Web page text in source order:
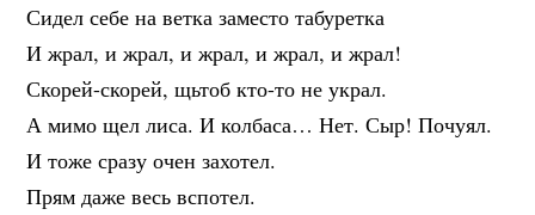
Сидел себе на ветка заместо табуретка
И жрал, и жрал, и жрал, и жрал, и жрал!
Скорей-скорей, щьтоб кто-то не украл.
А мимо щел лиса. И колбаса… Нет. Сыр! Почуял.
И тоже сразу очен захотел.
Прям даже весь вспотел.